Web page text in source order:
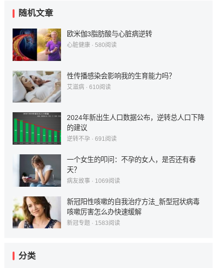
随机文章
欧米伽3脂肪酸与心脏病逆转
心脏健康· 580阅读
性传播感染会影响我的生育能力吗？
艾滋病· 610阅读
2024年新出生人口数据公布，逆转总人口下降
的建议
逆转不孕· 691阅读
一个女生的叩问：不孕的女人，是否还有春
天？
病友故事· 1069阅读
新冠阳性咳嗽的自我治疗方法_新型冠状病毒
咳嗽厉害怎么办快速缓解
新冠专题· 1583阅读
分类